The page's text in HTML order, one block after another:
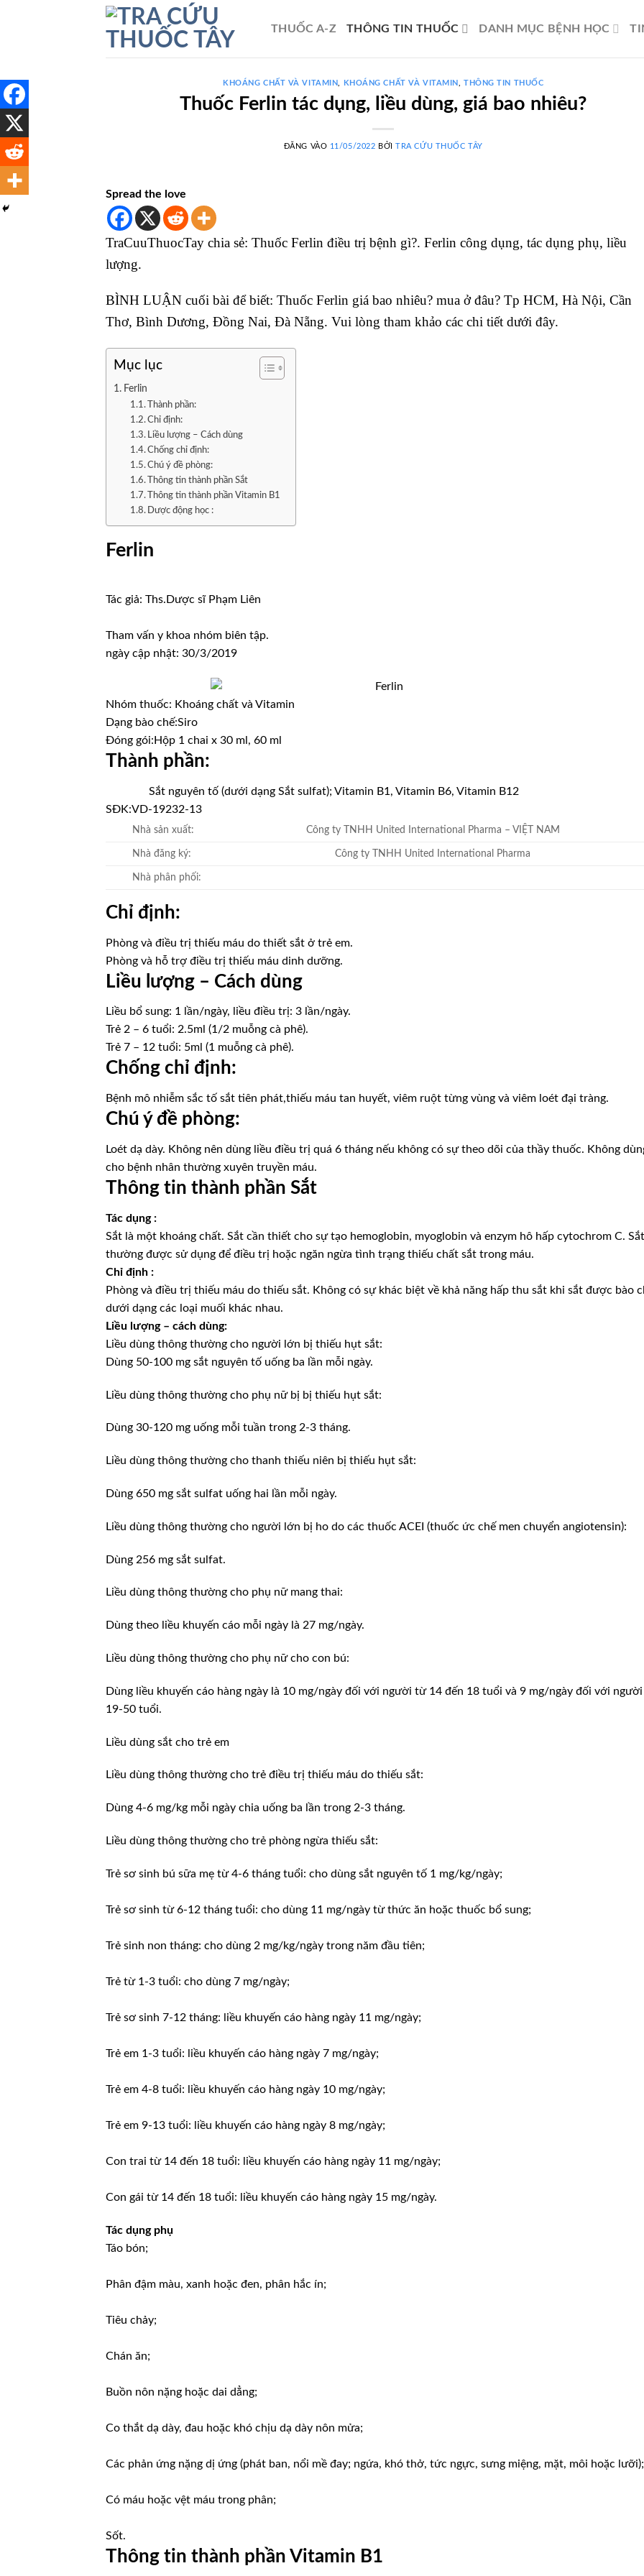
THUỐC A-Z THÔNG TIN THUỐC DANH MỤC BỆNH HỌC
KHOÁNG CHẤT VÀ VITAMIN KHOÁNG CHẤT VÀ VITAMIN THÔNG TIN THUỐC
Thuốc Ferlin tác dụng, liều dùng, giá bao nhiêu?
ĐĂNG VÀO 11/05/2022 BỞITRA CỨU THUỐC TÂY
Spread the love
TraCuuThuocTay chia sẻ: Thuốc Ferlin điều trị bệnh gì?. Ferlin công dụng, tác dụng phụ, liều
lượng.
BÌNH LUẬN cuối bài để biết: Thuốc Ferlin giá bao nhiêu? mua ở đâu? Tp HCM, Hà Nội, Cần
Thơ, Bình Dương, Đồng Nai, Đà Nẵng. Vui lòng tham khảo các chi tiết dưới đây.
Mục lục
Ferlin
Thành phần:
Chỉ định:
Liều lượng – Cách dùng
Chống chỉ định:
Chú ý đề phòng:
Thông tin thành phần Sắt
Thông tin thành phần Vitamin B1
Dược động học :
Ferlin
Tác giả: Ths.Dược sĩ Phạm Liên
Tham vấn y khoa nhóm biên tập.
ngày cập nhật: 30/3/2019
Nhóm thuốc: Khoáng chất và Vitamin
Dạng bào chế:Siro
Đóng gói: Hộp 1 chai x 30 ml, 60 ml
Thành phần:
Sắt nguyên tố (dưới dạng Sắt sulfat); Vitamin B1, Vitamin B6, Vitamin B12
SĐK:VD-19232-13
Nhà sản xuất: Công ty TNHH United International Pharma – VIỆT NAM
Nhà đăng ký: Công ty TNHH United International Pharma
Nhà phân phối:
Chỉ định:
Phòng và điều trị thiếu máu do thiết sắt ở trẻ em.
Phòng và hỗ trợ điều trị thiếu máu dinh dưỡng.
Liều lượng – Cách dùng
Liều bổ sung: 1 lần/ngày, liều điều trị: 3 lần/ngày.
Trẻ 2 – 6 tuổi: 2.5ml (1/2 muỗng cà phê).
Trẻ 7 – 12 tuổi: 5ml (1 muỗng cà phê).
Chống chỉ định:
Bệnh mô nhiễm sắc tố sắt tiên phát,thiếu máu tan huyết, viêm ruột từng vùng và viêm loét đại tràng.
Chú ý đề phòng:
Loét dạ dày. Không nên dùng liều điều trị quá 6 tháng nếu không có sự theo dõi của thầy thuốc. Không
cho bệnh nhân thường xuyên truyền máu.
Thông tin thành phần Sắt
Tác dụng :
Sắt là một khoáng chất. Sắt cần thiết cho sự tạo hemoglobin, myoglobin và enzym hô hấp cytochrom C. Sắt
thường được sử dụng để điều trị hoặc ngăn ngừa tình trạng thiếu chất sắt trong máu.
Chỉ định :
Phòng và điều trị thiếu máu do thiếu sắt. Không có sự khác biệt về khả năng hấp thu sắt khi sắt được bào
dưới dạng các loại muối khác nhau.
Liều lượng – cách dùng:
Liều dùng thông thường cho người lớn bị thiếu hụt sắt:
Dùng 50-100 mg sắt nguyên tố uống ba lần mỗi ngày.
Liều dùng thông thường cho phụ nữ bị bị thiếu hụt sắt:
Dùng 30-120 mg uống mỗi tuần trong 2-3 tháng.
Liều dùng thông thường cho thanh thiếu niên bị thiếu hụt sắt:
Dùng 650 mg sắt sulfat uống hai lần mỗi ngày.
Liều dùng thông thường cho người lớn bị ho do các thuốc ACEI (thuốc ức chế men chuyển angiotensin):
Dùng 256 mg sắt sulfat.
Liều dùng thông thường cho phụ nữ mang thai:
Dùng theo liều khuyến cáo mỗi ngày là 27 mg/ngày.
Liều dùng thông thường cho phụ nữ cho con bú:
Dùng liều khuyến cáo hàng ngày là 10 mg/ngày đối với người từ 14 đến 18 tuổi và 9 mg/ngày đối với
19-50 tuổi.
Liều dùng sắt cho trẻ em
Liều dùng thông thường cho trẻ điều trị thiếu máu do thiếu sắt:
Dùng 4-6 mg/kg mỗi ngày chia uống ba lần trong 2-3 tháng.
Liều dùng thông thường cho trẻ phòng ngừa thiếu sắt:
Trẻ sơ sinh bú sữa mẹ từ 4-6 tháng tuổi: cho dùng sắt nguyên tố 1 mg/kg/ngày;
Trẻ sơ sinh từ 6-12 tháng tuổi: cho dùng 11 mg/ngày từ thức ăn hoặc thuốc bổ sung;
Trẻ sinh non tháng: cho dùng 2 mg/kg/ngày trong năm đầu tiên;
Trẻ từ 1-3 tuổi: cho dùng 7 mg/ngày;
Trẻ sơ sinh 7-12 tháng: liều khuyến cáo hàng ngày 11 mg/ngày;
Trẻ em 1-3 tuổi: liều khuyến cáo hàng ngày 7 mg/ngày;
Trẻ em 4-8 tuổi: liều khuyến cáo hàng ngày 10 mg/ngày;
Trẻ em 9-13 tuổi: liều khuyến cáo hàng ngày 8 mg/ngày;
Con trai từ 14 đến 18 tuổi: liều khuyến cáo hàng ngày 11 mg/ngày;
Con gái từ 14 đến 18 tuổi: liều khuyến cáo hàng ngày 15 mg/ngày.
Tác dụng phụ
Táo bón;
Phân đậm màu, xanh hoặc đen, phân hắc ín;
Tiêu chảy;
Chán ăn;
Buồn nôn nặng hoặc dai dẳng;
Co thắt dạ dày, đau hoặc khó chịu dạ dày nôn mửa;
Các phản ứng nặng dị ứng (phát ban, nổi mề đay; ngứa, khó thở, tức ngực, sưng miệng, mặt, môi hoặc lưỡi);
Có máu hoặc vệt máu trong phân;
Sốt.
Thông tin thành phần Vitamin B1